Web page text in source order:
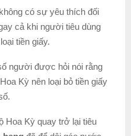
có sự yêu thích đối
cả khi người tiêu dùng
tiền giấy.
người được hỏi nói rằng
Kỳ nên loại bỏ tiền giấy
Hoa Kỳ quay trở lại tiêu